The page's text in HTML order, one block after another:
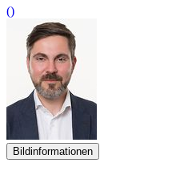
()
Bildinformationen